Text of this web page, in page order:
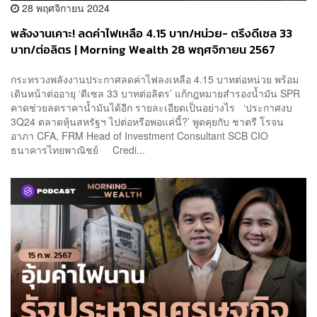
28 พฤศจิกายน 2024
พลังงานเคาะ! ลดค่าไฟเหลือ 4.15 บาท/หน่วย- ตรึงดีเซล 33
บาท/ต่อลิตร | Morning Wealth 28 พฤศจิกายน 2567
กระทรวงพลังงานประกาศลดค่าไฟลงเหลือ 4.15 บาทต่อหน่วย พร้อม
เดินหน้าต่ออายุ ‘ดีเซล 33 บาทต่อลิตร’ แก้กฎหมายสำรองน้ำมัน SPR
คาดช่วยลดราคาน้ำมันได้อีก รายละเอียดเป็นอย่างไร ‘ประกาศงบ
3Q24 ตลาดหุ้นสหรัฐฯ ไปต่อหรือพอแค่นี้?’ พูดคุยกับ ชาตรี โรจน
อาภา CFA, FRM Head of Investment Consultant SCB CIO
ธนาคารไทยพาณิชย์ Credi...